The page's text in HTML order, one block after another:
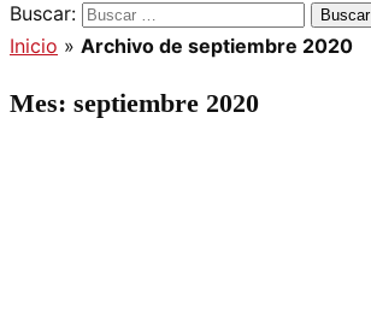
Buscar:
Inicio » Archivo de septiembre 2020
Mes: septiembre 2020